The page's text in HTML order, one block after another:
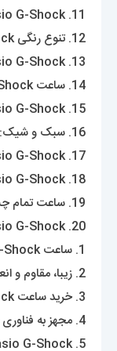
11. Casio G-Shock – با قیمت مناسب
12. تنوع رنگی Casio G-Shock
13. Casio G-Shock – انعطاف پذیر
14. ساعت Casio G-Shock – خوش‌چهر
15. Casio G-Shock – ساخت ژاپن
16. سبک و شیک: Casio G-Shock
17. Casio G-Shock – راحتی و سبکی
18. Casio G-Shock – دوام بالا
19. ساعت تمام چسب: Casio G-Shock
20. Casio G-Shock – شیک و جذاب
1. ساعت Casio G-Shock با طراحی بی‌نظیر و کیفیت بالا.
2. زیبا، مقاوم و انعطاف‌پذیری که در ساعت Casio G-Shock پیدا می‌شود.
3. خرید ساعت Casio G-Shock برای استفاده روزانه و ورزشی.
4. مجهز به فناوری ضدضربه و ضدآب، ساعت Casio G-Shock.
5. Casio G-Shock، نماد سبکی، شیاکت و دوام.